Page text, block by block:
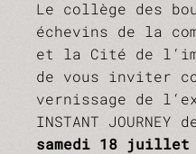
Le collège des
échevins de la
et la Cité de
de vous inviter
vernissage de
INSTANT
samedi 18 juillet